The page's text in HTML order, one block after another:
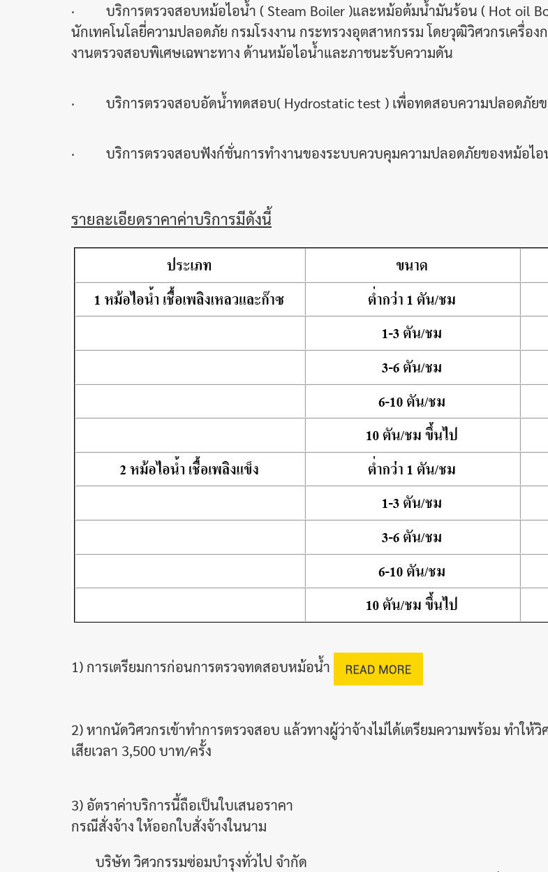
· บริการตรวจสอบหม้อไอน้ำ ( Steam Boiler )และหม้อต้มน้ำมันร้อน ( Hot oil
นักเทคโนโลยี่ความปลอดภัย กรมโรงงาน กระทรวงอุตสาหกรรม โดยวุฒิวิศวกรเครื่
งานตรวจสอบพิเศษเฉพาะทาง ด้านหม้อไอน้ำและภาชนะรับความดัน
· บริการตรวจสอบอัดน้ำทดสอบ( Hydrostatic test ) เพื่อทดสอบความปลอดภัยข
· บริการตรวจสอบฟังก์ชั่นการทำงานของระบบควบคุมความปลอดภัยของหม้อไอ
รายละเอียดราคาค่าบริการมีดังนี้
1) การเตรียมการก่อนการตรวจทดสอบหม้อน้ำ
2) หากนัดวิศวกรเข้าทำการตรวจสอบ แล้วทางผู้ว่าจ้างไม่ได้เตรียมความพร้อม ทำใ
เสียเวลา 3,500 บาท/ครั้ง
3) อัตราค่าบริการนี้ถือเป็นใบเสนอราคา
กรณีสั่งจ้าง ให้ออกใบสั่งจ้างในนาม
บริษัท วิศวกรรมซ่อมบำรุงทั่วไป จำกัด